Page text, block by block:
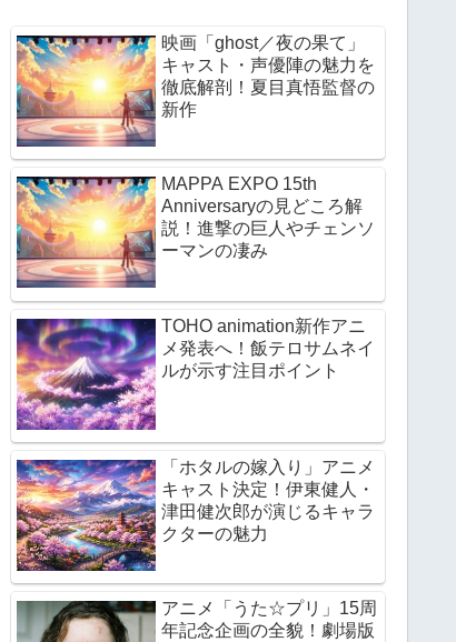
映画「ghost／夜の果て」
キャスト・声優陣の魅力を
徹底解剖！夏目真悟監督の
新作
MAPPA EXPO 15th
Anniversaryの見どころ解
説！進撃の巨人やチェンソ
ーマンの凄み
TOHO animation新作アニ
メ発表へ！飯テロサムネイ
ルが示す注目ポイント
「ホタルの嫁入り」アニメ
キャスト決定！伊東健人・
津田健次郎が演じるキャラ
クターの魅力
アニメ「うた☆プリ」15周
年記念企画の全貌！劇場版